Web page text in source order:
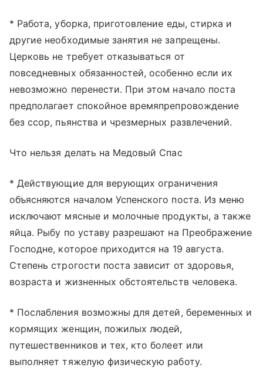
* Работа, уборка, приготовление еды, стирка и
другие необходимые занятия не запрещены.
Церковь не требует отказываться от
повседневных обязанностей, особенно если их
невозможно перенести. При этом начало поста
предполагает спокойное времяпрепровождение
без ссор, пьянства и чрезмерных развлечений.
Что нельзя делать на Медовый Спас
* Действующие для верующих ограничения
объясняются началом Успенского поста. Из меню
исключают мясные и молочные продукты, а также
яйца. Рыбу по уставу разрешают на Преображение
Господне, которое приходится на 19 августа.
Степень строгости поста зависит от здоровья,
возраста и жизненных обстоятельств человека.
* Послабления возможны для детей, беременных и
кормящих женщин, пожилых людей,
путешественников и тех, кто болеет или
выполняет тяжелую физическую работу.